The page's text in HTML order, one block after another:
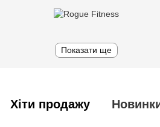
Показати ще
Хіти продажу